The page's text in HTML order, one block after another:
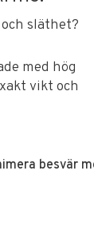
släthet?
med hög
vikt och
besvär